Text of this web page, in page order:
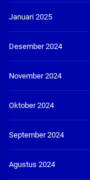
Januari 2025
Desember 2024
November 2024
Oktober 2024
September 2024
Agustus 2024